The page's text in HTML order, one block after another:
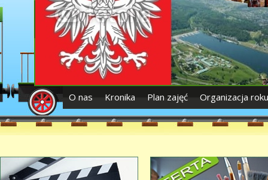
O nas Kronika Plan zajęć Organizacja roku